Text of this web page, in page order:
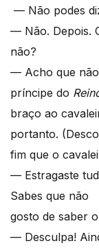
— Não podes
— Não. Depois.
não?
— Acho que
príncipe do
braço ao
portanto.
fim que o
— Estragaste
Sabes que não
gosto de saber
— Desculpa!